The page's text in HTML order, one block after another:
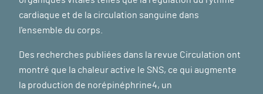
cardiaque et de la circulation sanguine dans
l'ensemble du corps.
Des recherches publiées dans la revue Circulation ont
montré que la chaleur active le SNS, ce qui augmente
la production de norépinéphrine4, un